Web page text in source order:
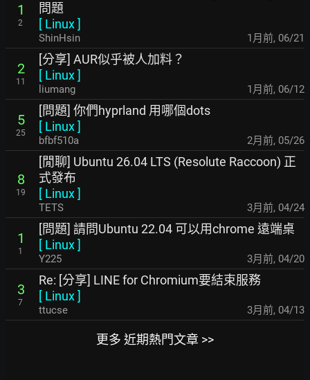
1
2
問題
[ Linux]
ShinHsin 1月前, 06/21
2
11
[分享] AUR似乎被人加料？
[ Linux]
liumang 1月前, 06/12
5
25
[問題] 你們hyprland 用哪個dots
[ Linux]
bfbf510a 2月前, 05/26
8
19
[閒聊] Ubuntu 26.04 LTS (Resolute Raccoon) 正
式發布
[ Linux]
TETS 3月前, 04/24
1
1
[問題] 請問Ubuntu 22.04 可以用chrome 遠端桌
[ Linux]
Y225 3月前, 04/20
3
7
Re: [分享] LINE for Chromium要結束服務
[ Linux]
ttucse 3月前, 04/13
更多 近期熱門文章 >>